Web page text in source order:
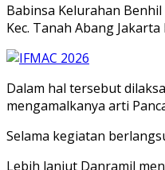
Babinsa Kelurahan Benhil
Kec. Tanah Abang Jakarta
Dalam hal tersebut
mengamalkanya arti
Selama kegiatan
Lebih lanjut Danramil